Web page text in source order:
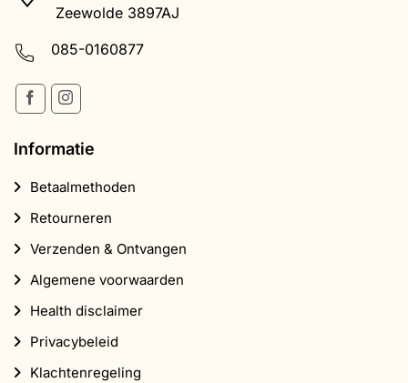
Zeewolde 3897AJ
085-0160877
Informatie
Betaalmethoden
Retourneren
Verzenden & Ontvangen
Algemene voorwaarden
Health disclaimer
Privacybeleid
Klachtenregeling